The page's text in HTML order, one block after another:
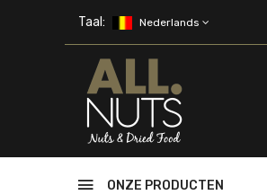
Taal: Nederlands
ONZE PRODUCTEN